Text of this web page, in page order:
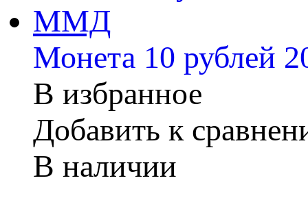
Монета 10 рублей
В избранное
Добавить к
В наличии